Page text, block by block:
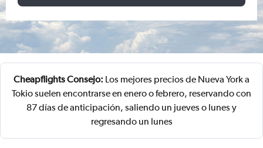
Cheapflights Consejo: Los mejores precios de Nueva York a
Tokio suelen encontrarse en enero o febrero, reservando con
87 días de anticipación, saliendo un jueves o lunes y
regresando un lunes